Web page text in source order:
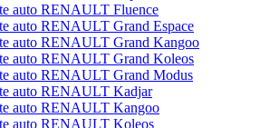
auto RENAULT Fluence
auto RENAULT Grand Espace
auto RENAULT Grand Kangoo
auto RENAULT Grand Koleos
auto RENAULT Grand Modus
auto RENAULT Kadjar
auto RENAULT Kangoo
auto RENAULT Koleos